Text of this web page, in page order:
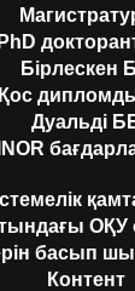
PhD
Бірлескен
Қос
Дуальді
ОҚУ
басып
Контент